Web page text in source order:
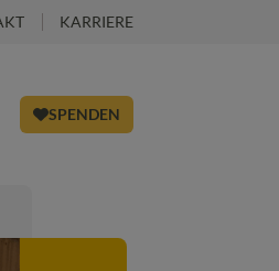
KARRIERE
SPENDEN